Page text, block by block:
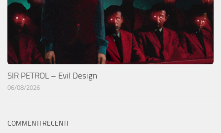
SIR PETROL – Evil Design
06/08/2026
COMMENTI RECENTI